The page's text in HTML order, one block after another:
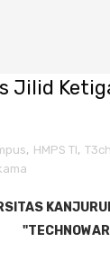
Jilid
, HMPS TI,